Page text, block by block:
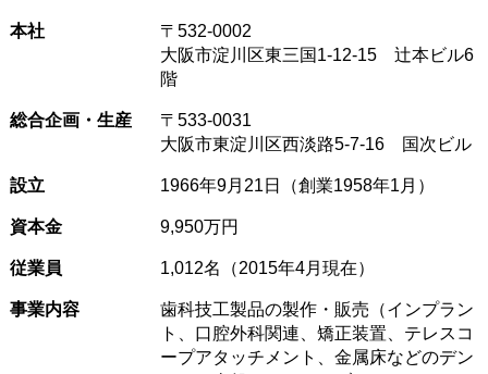
本社
〒532-0002
大阪市淀川区東三国1-12-15 辻本ビル6
階
総合企画・生産
〒533-0031
大阪市東淀川区西淡路5-7-16 国次ビル
設立 1966年9月21日（創業1958年1月）
資本金 9,950万円
従業員 1,012名（2015年4月現在）
事業内容
歯科技工製品の製作・販売（インプラン
ト、口腔外科関連、矯正装置、テレスコ
ープアタッチメント、金属床などのデン